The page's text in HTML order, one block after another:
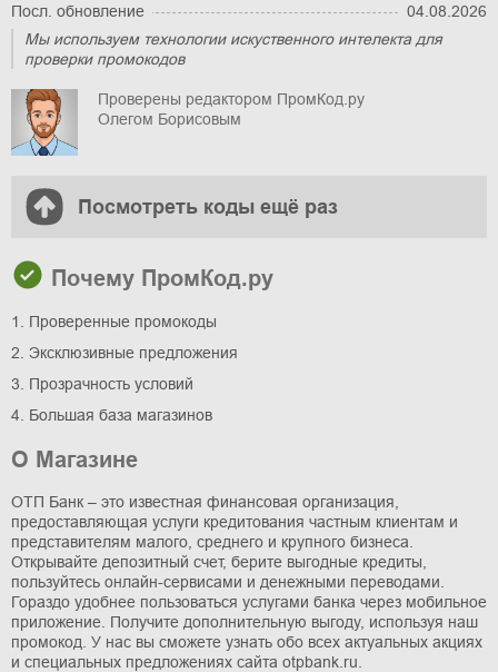
Посл. обновление
04.08.2026
Мы используем технологии искуственного интелекта для
проверки промокодов
Проверены редактором ПромКод.ру
Олегом Борисовым
Посмотреть коды ещё раз
Почему ПромКод.ру
1. Проверенные промокоды
2. Эксклюзивные предложения
3. Прозрачность условий
4. Большая база магазинов
О Магазине
ОТП Банк – это известная финансовая организация,
предоставляющая услуги кредитования частным клиентам и
представителям малого, среднего и крупного бизнеса.
Открывайте депозитный счет, берите выгодные кредиты,
пользуйтесь онлайн-сервисами и денежными переводами.
Гораздо удобнее пользоваться услугами банка через мобильное
приложение. Получите дополнительную выгоду, используя наш
промокод. У нас вы сможете узнать обо всех актуальных акциях
и специальных предложениях сайта otpbank.ru.